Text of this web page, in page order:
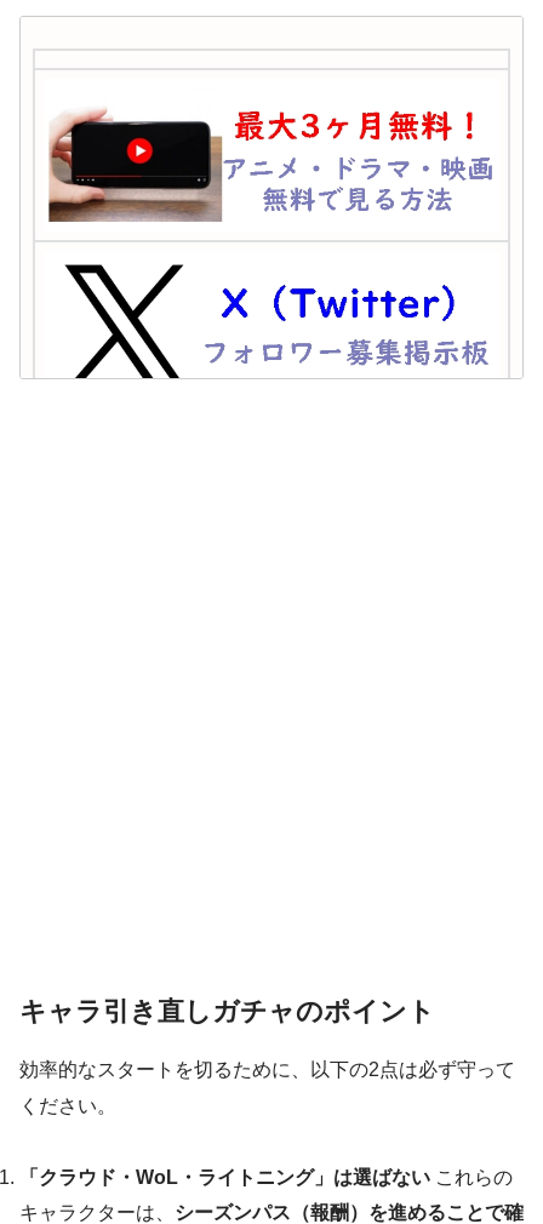
キャラ引き直しガチャのポイント
効率的なスタートを切るために、以下の2点は必ず守って
ください。
「クラウド・WoL・ライトニング」は選ばない これらの
キャラクターは、 シーズンパス（報酬）を進めることで確